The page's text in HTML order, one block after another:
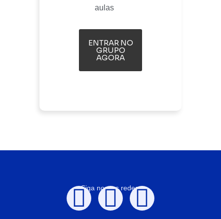
aulas
ENTRAR NO
GRUPO
AGORA
Siga nossas redes: